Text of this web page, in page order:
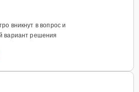
вникнут в вопрос и
вариант решения